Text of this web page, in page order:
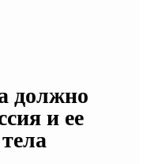
должно
и ее